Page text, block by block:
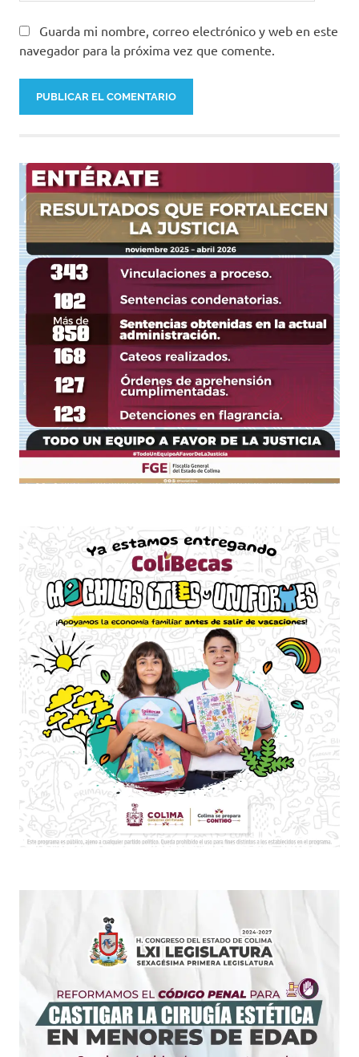
Guarda mi nombre, correo electrónico y web en este
navegador para la próxima vez que comente.